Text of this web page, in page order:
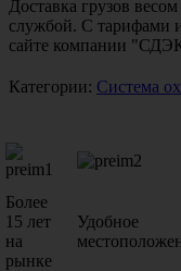
Доставка грузов
службой. С тарифами
сайте компании
Категории: Система
Более
15 лет
на
рынке
Удобное